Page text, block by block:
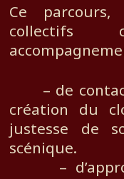
Ce
– de
création du
justesse de
scénique.
–